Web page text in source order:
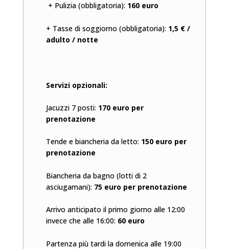
+ Pulizia (obbligatoria): 160 euro
+ Tasse di soggiorno (obbligatoria): 1,5 € /
adulto / notte
Servizi opzionali:
Jacuzzi 7 posti: 170 euro per
prenotazione
Tende e biancheria da letto: 150 euro per
prenotazione
Biancheria da bagno (lotti di 2
asciugamani): 75 euro per prenotazione
Arrivo anticipato il primo giorno alle 12:00
invece che alle 16:00: 60 euro
Partenza più tardi la domenica alle 19:00